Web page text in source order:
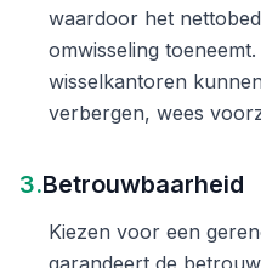
waardoor het
omwisseling
wisselkantoren
verbergen, wees
3.Betrouwbaarheid
Kiezen voor een
garandeert de